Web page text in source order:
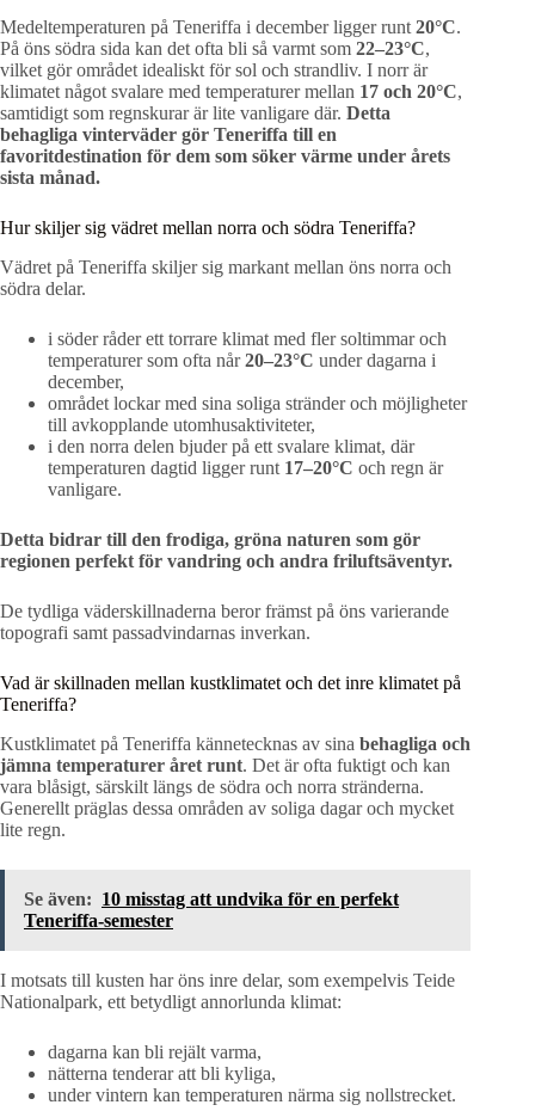
Medeltemperaturen på Teneriffa i december ligger runt 20°C.
På öns södra sida kan det ofta bli så varmt som 22–23°C,
vilket gör området idealiskt för sol och strandliv. I norr är
klimatet något svalare med temperaturer mellan 17 och 20°C,
samtidigt som regnskurar är lite vanligare där. Detta
behagliga vinterväder gör Teneriffa till en
favoritdestination för dem som söker värme under årets
sista månad.
Hur skiljer sig vädret mellan norra och södra Teneriffa?
Vädret på Teneriffa skiljer sig markant mellan öns norra och
södra delar.
i söder råder ett torrare klimat med fler soltimmar och
temperaturer som ofta når20–23°C under dagarna i
december,
området lockar med sina soliga stränder och möjligheter
till avkopplande utomhusaktiviteter,
i den norra delen bjuder på ett svalare klimat, där
temperaturen dagtid ligger runt 17–20°C och regn är
vanligare.
Detta bidrar till den frodiga, gröna naturen som gör
regionen perfekt för vandring och andra friluftsäventyr.
De tydliga väderskillnaderna beror främst på öns varierande
topografi samt passadvindarnas inverkan.
Vad är skillnaden mellan kustklimatet och det inre klimatet på
Teneriffa?
Kustklimatet på Teneriffa kännetecknas av sina behagliga och
jämna temperaturer året runt. Det är ofta fuktigt och kan
vara blåsigt, särskilt längs de södra och norra stränderna.
Generellt präglas dessa områden av soliga dagar och mycket
lite regn.
Se även: 10 misstag att undvika för en perfekt
Teneriffa-semester
I motsats till kusten har öns inre delar, som exempelvis Teide
Nationalpark, ett betydligt annorlunda klimat:
dagarna kan bli rejält varma,
nätterna tenderar att bli kyliga,
under vintern kan temperaturen närma sig nollstrecket.